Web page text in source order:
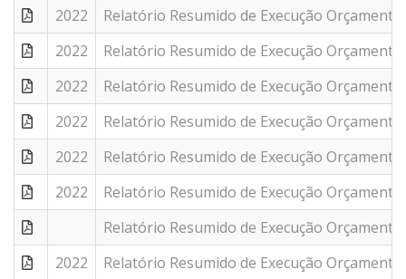
2022
Relatório Resumido de Execução
2022
Relatório Resumido de Execução
2022
Relatório Resumido de Execução
2022
Relatório Resumido de Execução
2022
Relatório Resumido de Execução
2022
Relatório Resumido de Execução
Relatório Resumido de Execução
2022
Relatório Resumido de Execução